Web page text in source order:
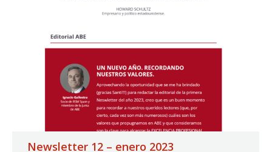
Newsletter 12 – enero 2023